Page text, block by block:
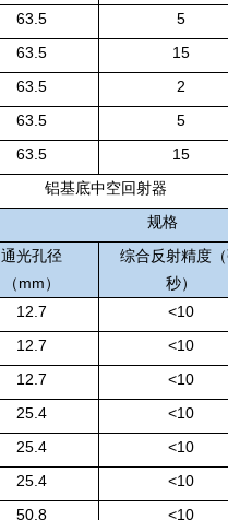
63.5
5
63.5
15
63.5
2
63.5
5
63.5
15
铝基底中空回射器
规格
通光孔径
（mm）
综合反射精度
秒）
12.7
<10
12.7
<10
12.7
<10
25.4
<10
25.4
<10
25.4
<10
50.8 <10